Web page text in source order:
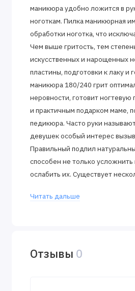
маникюра удобно ложится в
ноготкам. Пилка маникюрная
обработки ноготка, что
Чем выше гритость, тем
искусственных и нарощенных
пластины, подготовки к лаку и
маникюра 180/240 грит
неровности, готовит
и практичным подарком маме,
педикюра. Часто руки
девушек особый интерес
Правильный подпил
способен не только
ослабить их. Существует
Читать дальше
Отзывы 0